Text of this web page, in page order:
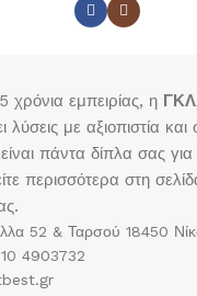
εμπειρίας, η
λύσεις με αξιοπιστία
πάντα δίπλα σας
περισσότερα στη
52 & Ταρσού 18450
4903732